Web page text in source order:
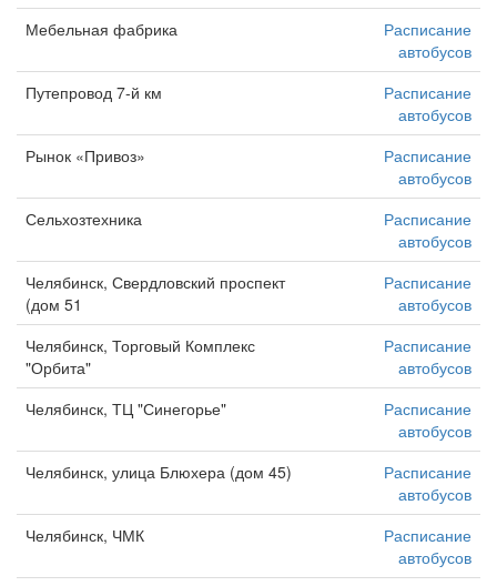
Мебельная фабрика
Расписание
автобусов
Путепровод 7-й км
Расписание
автобусов
Рынок «Привоз»
Расписание
автобусов
Сельхозтехника
Расписание
автобусов
Челябинск, Свердловский проспект
(дом 51
Расписание
автобусов
Челябинск, Торговый Комплекс
"Орбита"
Расписание
автобусов
Челябинск, ТЦ "Синегорье"
Расписание
автобусов
Челябинск, улица Блюхера (дом 45)
Расписание
автобусов
Челябинск, ЧМК
Расписание
автобусов